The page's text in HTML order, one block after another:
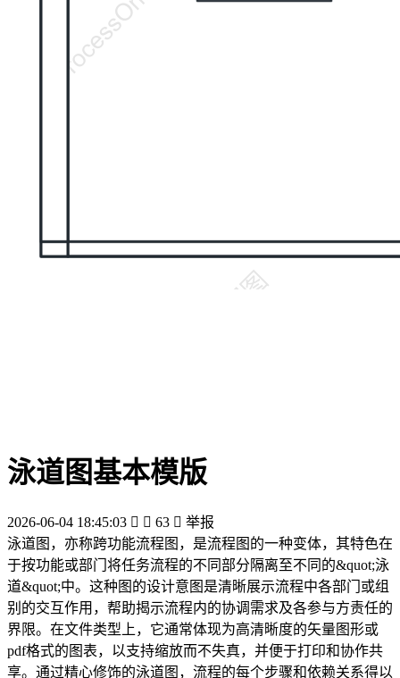
泳道图基本模版
2026-06-04 18:45:03   63  举报
泳道图，亦称跨功能流程图，是流程图的一种变体，其特色在
于按功能或部门将任务流程的不同部分隔离至不同的&quot;泳
道&quot;中。这种图的设计意图是清晰展示流程中各部门或组
别的交互作用，帮助揭示流程内的协调需求及各参与方责任的
界限。在文件类型上，它通常体现为高清晰度的矢量图形或
pdf格式的图表，以支持缩放而不失真，并便于打印和协作共
享。通过精心修饰的泳道图，流程的每个步骤和依赖关系得以